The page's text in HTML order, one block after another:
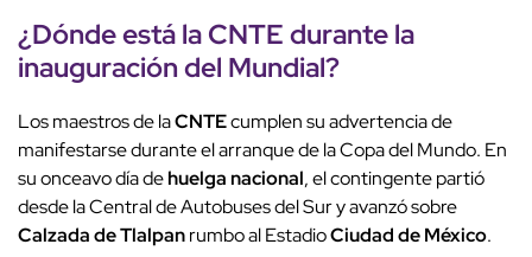
¿Dónde está laCNTEdurante la
inauguración del Mundial?
Los maestros de laCNTEcumplen su advertencia de
manifestarse durante el arranque de la Copa del Mundo. En
su onceavo día dehuelga nacional, el contingente partió
desde la Central de Autobuses del Sur y avanzó sobre
Calzada de Tlalpanrumbo al EstadioCiudad de México.